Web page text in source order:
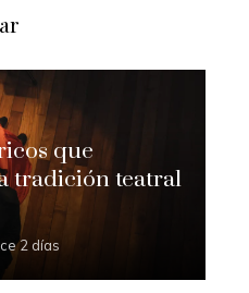
que
tradición teatral
2 días